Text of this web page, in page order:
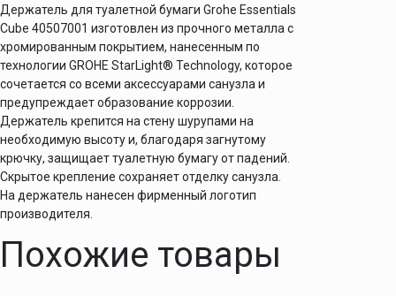
Держатель для туалетной бумаги Grohe Essentials
Cube 40507001 изготовлен из прочного металла с
хромированным покрытием, нанесенным по
технологии GROHE StarLight® Technology, которое
сочетается со всеми аксессуарами санузла и
предупреждает образование коррозии.
Держатель крепится на стену шурупами на
необходимую высоту и, благодаря загнутому
крючку, защищает туалетную бумагу от падений.
Скрытое крепление сохраняет отделку санузла.
На держатель нанесен фирменный логотип
производителя.
Похожие товары